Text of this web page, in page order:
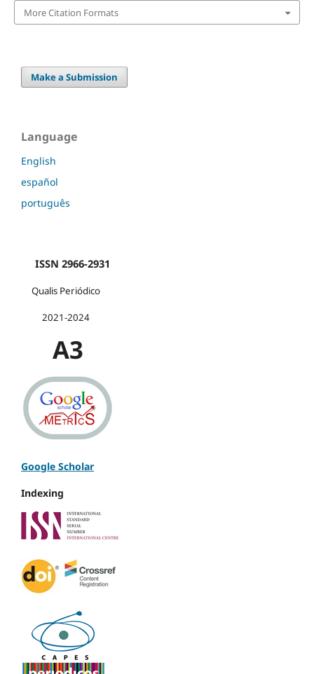
More Citation Formats
Make a Submission
Language
English
español
português
ISSN 2966-2931
Qualis Periódico
2021-2024
A3
Google Scholar
Indexing